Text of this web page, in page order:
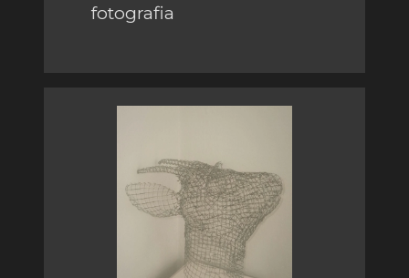
fotografia